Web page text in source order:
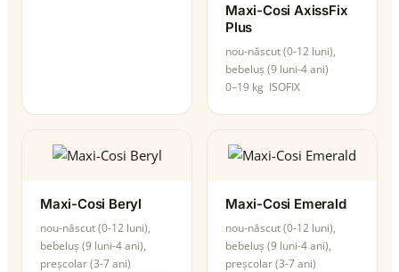
Maxi-Cosi AxissFix
Plus
nou-născut (0-12 luni),
bebeluș (9 luni-4 ani)
0–19 kg ISOFIX
Maxi-Cosi Beryl
nou-născut (0-12 luni),
bebeluș (9 luni-4 ani),
preșcolar (3-7 ani)
Maxi-Cosi Emerald
nou-născut (0-12 luni),
bebeluș (9 luni-4 ani),
preșcolar (3-7 ani)